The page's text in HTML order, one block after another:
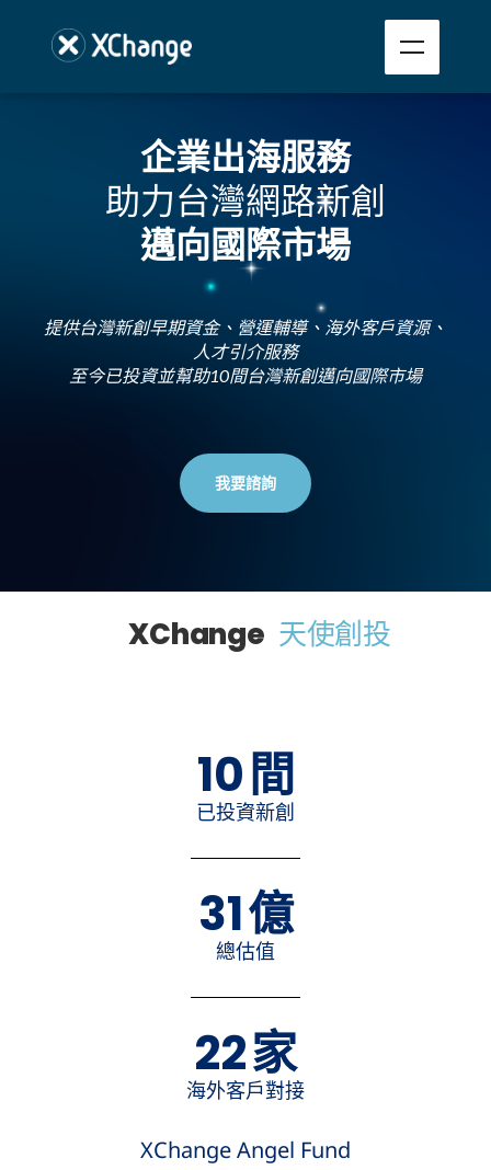
企業出海服務
助力台灣網路新創
邁向國際市場
提供台灣新創早期資金、營運輔導、海外客戶資源、
人才引介服務
至今已投資並幫助10間台灣新創邁向國際市場
我要諮詢
XChange 天使創投
10間
已投資新創
31億
總估值
23家
海外客戶對接
XChange Angel Fund